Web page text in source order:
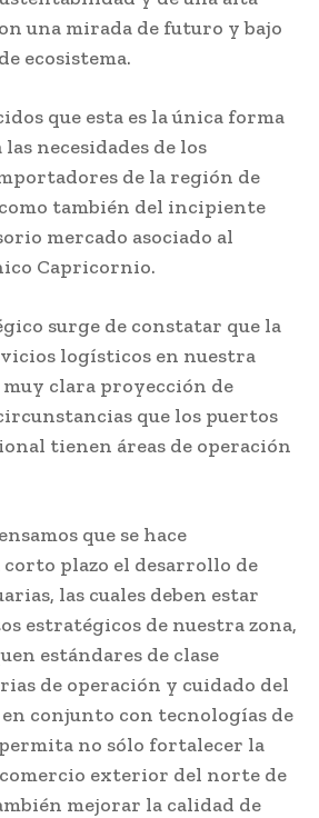
una mirada de futuro y bajo
ecosistema.
que esta es la única forma
necesidades de los
de la región de
también del incipiente
mercado asociado al
Capricornio.
surge de constatar que la
logísticos en nuestra
clara proyección de
que los puertos
tienen áreas de operación
que se hace
plazo el desarrollo de
las cuales deben estar
estratégicos de nuestra zona,
estándares de clase
de operación y cuidado del
conjunto con tecnologías de
no sólo fortalecer la
exterior del norte de
mejorar la calidad de